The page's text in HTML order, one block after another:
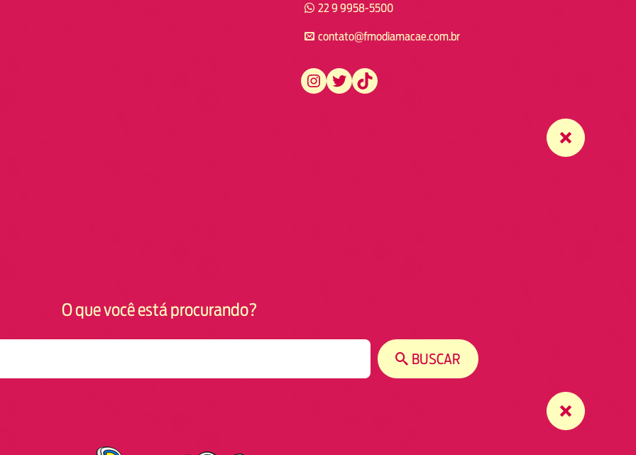
22 9 9958-5500
contato@fmodiamacae.com.br
https://www.instagram.com/fmodia.macae/ https://twitter.com/fmodia.macae/ https://www.tiktok.com/@fmodia.macae
O que você está procurando?
BUSCAR